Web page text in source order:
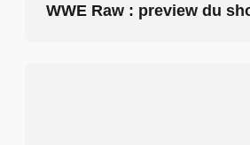
WWE Raw : preview du